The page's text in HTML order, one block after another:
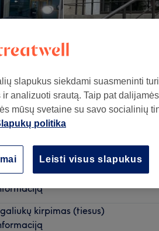
ir dažymas cheminiais dažais
kirpimas (tiesus)
slapukus siekdami suasmeninti
analizuoti srautą. Taip pat dalijamės
mūsų svetaine su savo socialinių
politika
Leisti visus slapukus